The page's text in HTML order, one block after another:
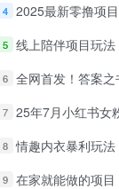
4 2025最新零撸项目，一部手机就可以操作，
5 线上陪伴项目玩法，聊聊天
6 全网首发！答案之书网页版，全新玩法
7 25年7月小红书女粉新玩法，公域转私域
8 情趣内衣暴利玩
9 在家就能做的项目，一